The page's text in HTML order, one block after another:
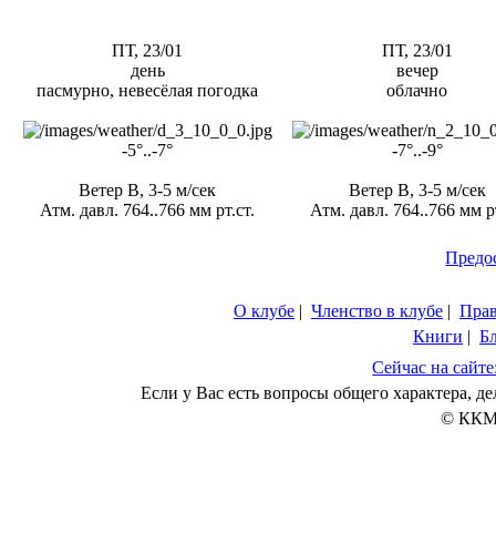
ПТ, 23/01
день
пасмурно, невесёлая погодка
-5°..-7°
Ветер В, 3-5 м/сек
Атм. давл. 764..766 мм рт.ст.
ПТ, 23/01
вечер
облачно
-7°..-9°
Ветер В, 3-5 м/сек
Атм. давл. 764..766 мм
О клубе | Членство в клубе |
Книги |
Сейчас на
Если у Вас есть вопросы общего характера,
© ККМ